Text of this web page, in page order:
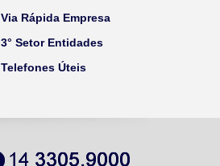
Via Rápida Empresa
3° Setor Entidades
Telefones Úteis